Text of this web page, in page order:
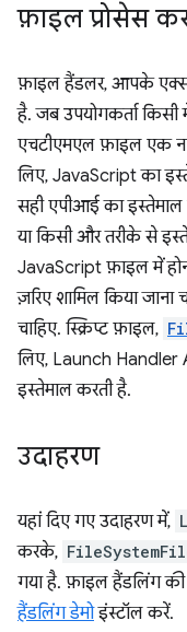
फ़ाइल प्रोसेस
फ़ाइल हैंडलर, आपके
है. जब उपयोगकर्ता
एचटीएमएल फ़ाइल एक
लिए, JavaScript का
सही एपीआई का इस्तेमाल
या किसी और तरीके से
JavaScript फ़ाइल में
ज़रिए शामिल किया
चाहिए. स्क्रिप्ट फ़ाइल,
लिए, Launch Handler
इस्तेमाल करती है.
उदाहरण
यहां दिए गए उदाहरण में,
करके,
गया है. फ़ाइल हैंडलिंग
हैंडलिंग डेमोइंस्टॉल करें.